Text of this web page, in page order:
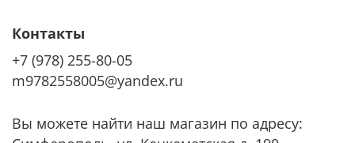
Контакты
+7 (978) 255-80-05
m9782558005@yandex.ru
Вы можете найти наш магазин по адресу: